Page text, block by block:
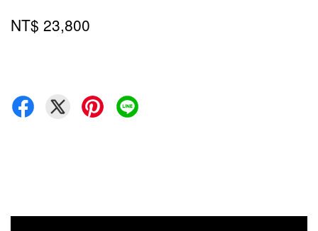
NT$ 23,800